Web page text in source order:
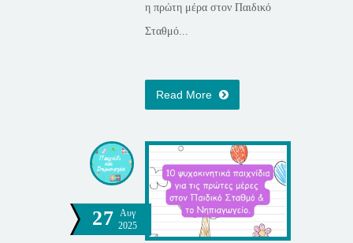
η πρώτη μέρα στον Παιδικό
Σταθμό...
Read More
27
Αυγ
2025